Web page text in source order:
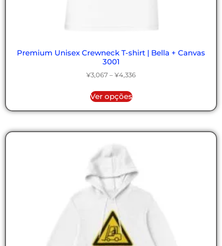
Premium Unisex Crewneck T-shirt | Bella + Canvas
3001
¥3,067 – ¥4,336
Ver opções